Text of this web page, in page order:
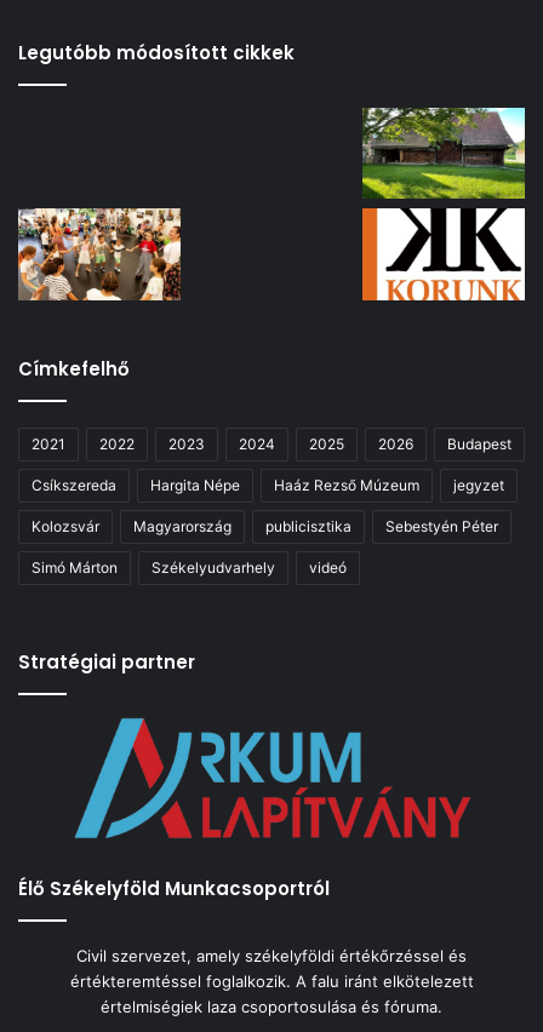
Legutóbb módosított cikkek
Címkefelhő
2021 2022 2023 2024 2025 2026 Budapest
Csíkszereda Hargita Népe Haáz Rezső Múzeum jegyzet
Kolozsvár Magyarország publicisztika Sebestyén Péter
Simó Márton Székelyudvarhely videó
Stratégiai partner
Élő Székelyföld Munkacsoportról
Civil szervezet, amely székelyföldi értékőrzéssel és
értékteremtéssel foglalkozik. A falu iránt elkötelezett
értelmiségiek laza csoportosulása és fóruma.